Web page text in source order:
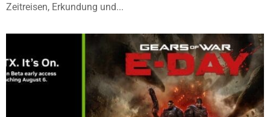
Zeitreisen, Erkundung und...